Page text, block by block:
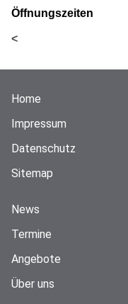
Öffnungszeiten
<
Home
Impressum
Datenschutz
Sitemap
News
Termine
Angebote
Über uns